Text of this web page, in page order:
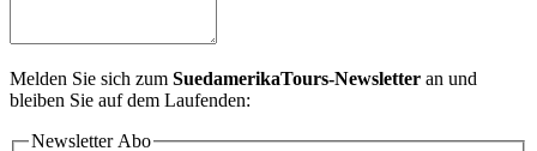
Melden Sie sich zum SuedamerikaTours-Newsletter an und
bleiben Sie auf dem Laufenden:
Newsletter Abo